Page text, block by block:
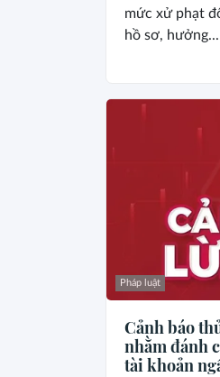
mức xử phạt
hồ sơ, hưởng...
Pháp luật
Cảnh báo
nhằm đánh
tài khoản